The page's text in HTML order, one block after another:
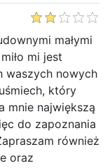
małymi
mi jest
waszych nowych
który
mnie największą
do zapoznania
również
oraz